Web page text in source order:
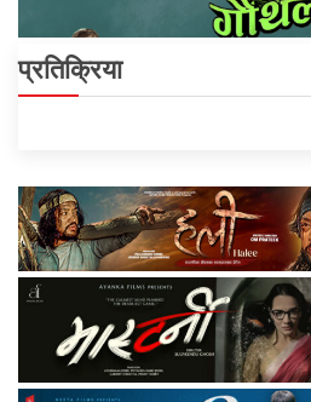
प्रतिक्रिया